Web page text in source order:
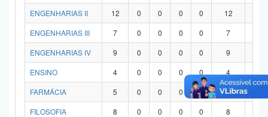
ENGENHARIAS II
12 0 0 0 0 12
ENGENHARIAS III
7 0 0 0 0 7
ENGENHARIAS IV
9 0 0 0 0 9
ENSINO
4 0 0 0 0 4
FARMÁCIA
5 0 0 0 0 5
FILOSOFIA
8 0 0 0 0 8